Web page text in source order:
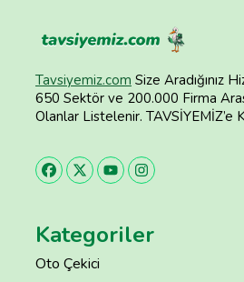
Tavsiyemiz.com Size Aradığınız
650 Sektör ve 200.000 Firma
Olanlar Listelenir. TAVSİYEMİZ’e
Kategoriler
Oto Çekici